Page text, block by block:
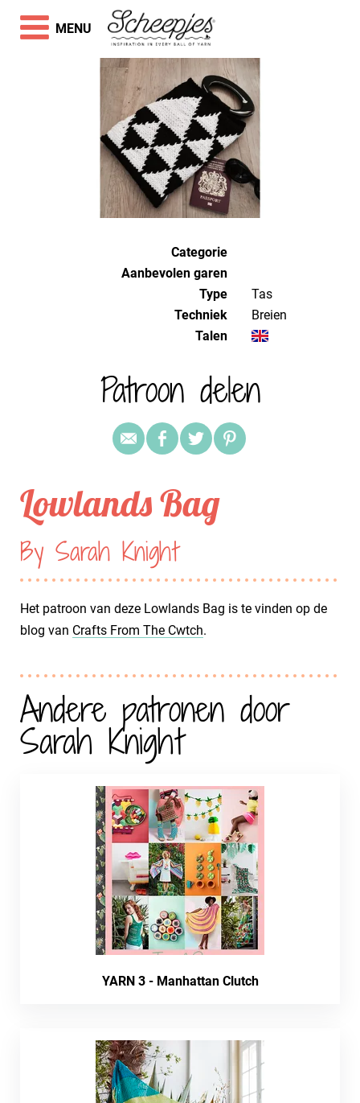
Categorie
Aanbevolen garen
Type
Tas
Techniek
breien
Talen
Patroon delen
Lowlands Bag
By Sarah Knight
Het patroon van deze Lowlands Bag is te vinden op de
blog van Crafts From The Cwtch.
Andere patronen door
Sarah Knight
YARN 3 - Manhattan Clutch
MENU